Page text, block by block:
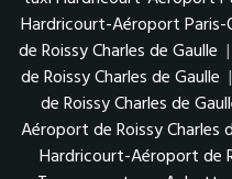
Hardricourt-Aéroport Paris-
de Roissy Charles de Gaulle |
de Roissy Charles de Gaulle |
de Roissy Charles de
Aéroport de Roissy Charles
Hardricourt-Aéroport de